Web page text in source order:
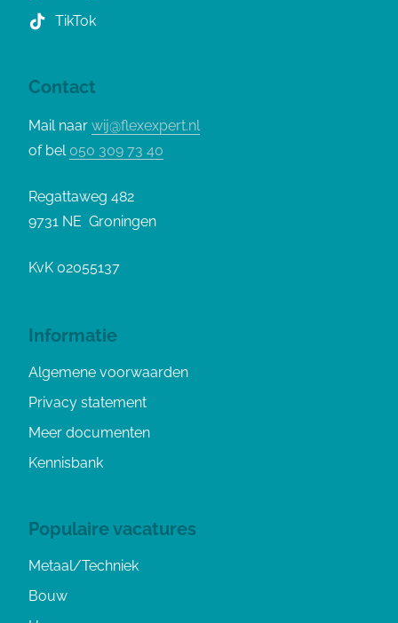
TikTok
Contact
Mail naar wij@flexexpert.nl
of bel 050 309 73 40
Regattaweg 482
9731 NE Groningen
KvK 02055137
Informatie
Algemene voorwaarden
Privacy statement
Meer documenten
Kennisbank
Populaire vacatures
Metaal/Techniek
Bouw